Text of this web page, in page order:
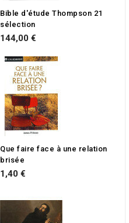
Bible d'étude Thompson 21
sélection
144,00 €
Que faire face à une relation
brisée
1,40 €